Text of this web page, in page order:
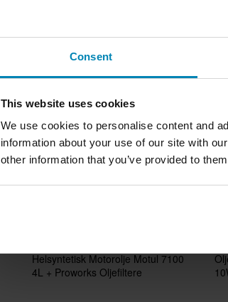
Consent
This website uses cookies
We use cookies to personalise content and
information about your use of our site with
other information that you’ve provided to
Helsyntetisk Motorolje Motul 7100
4L + Proworks Oljefiltere